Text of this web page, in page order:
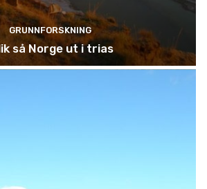
GRUNNFORSKNING
så Norge ut i trias